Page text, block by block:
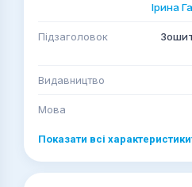
Ірина
Підзаголовок
Видавництво
Мова
Показати всі характеристики